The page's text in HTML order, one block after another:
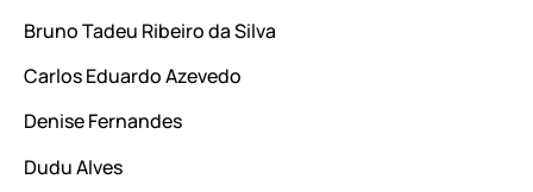
Bruno Tadeu Ribeiro da Silva
Carlos Eduardo Azevedo
Denise Fernandes
Dudu Alves